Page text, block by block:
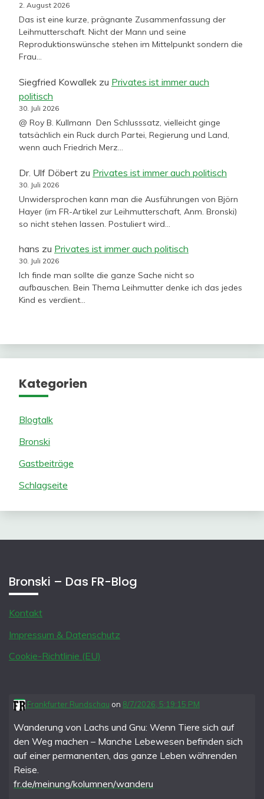
2. August 2026
Das ist eine kurze, prägnante Zusammenfassung der
Leihmutterschaft. Nicht der Mann und seine
Reproduktionswünsche stehen im Mittelpunkt sondern die
Frau…
Siegfried Kowallek zu Privates ist immer auch
politisch
30. Juli 2026
@ Roy B. Kullmann Den Schlusssatz, vielleicht ginge
tatsächlich ein Ruck durch Partei, Regierung und Land,
wenn auch Friedrich Merz…
Dr. Ulf Döbert zu Privates ist immer auch politisch
30. Juli 2026
Unwidersprochen kann man die Ausführungen von Björn
Hayer (im FR-Artikel zur Leihmutterschaft, Anm. Bronski)
so nicht stehen lassen. Postuliert wird…
hans zu Privates ist immer auch politisch
30. Juli 2026
Ich finde man sollte die ganze Sache nicht so
aufbauschen. Bein Thema Leihmutter denke ich das jedes
Kind es verdient…
Kategorien
Blogtalk
Bronski
Gastbeiträge
Schlagseite
Bronski – Das FR-Blog
Kontakt
Impressum & Datenschutz
Cookie-Richtlinie (EU)
Frankfurter Rundschau on 8/7/2026, 5:19:15 PM
Wanderung von Lachs und Gnu: Wenn Tiere sich auf
den Weg machen – Manche Lebewesen befinden sich
auf einer permanenten, das ganze Leben währenden
Reise.
fr.de/meinung/kolumnen/wanderu